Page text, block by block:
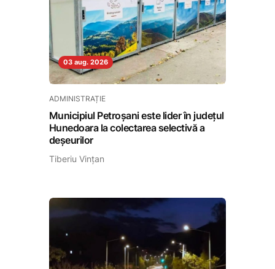
03 aug. 2026
ADMINISTRAȚIE
Municipiul Petroșani este lider în județul
Hunedoara la colectarea selectivă a
deșeurilor
Tiberiu Vințan